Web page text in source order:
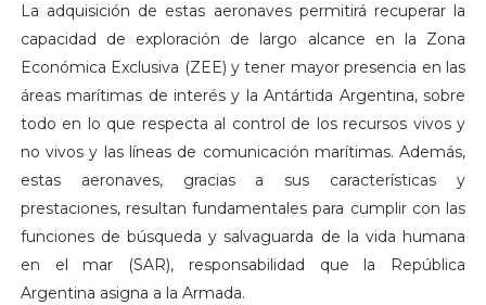
La adquisición de estas aeronaves permitirá recuperar la
capacidad de exploración de largo alcance en la Zona
Económica Exclusiva (ZEE) y tener mayor presencia en las
áreas marítimas de interés y la Antártida Argentina, sobre
todo en lo que respecta al control de los recursos vivos y
no vivos y las líneas de comunicación marítimas. Además,
estas aeronaves, gracias a sus características y
prestaciones, resultan fundamentales para cumplir con las
funciones de búsqueda y salvaguarda de la vida humana
en el mar (SAR), responsabilidad que la República
Argentina asigna a la Armada.